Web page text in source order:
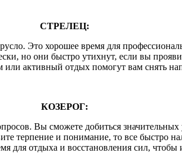
СТРЕЛЕЦ:
Это хорошее время для
но они быстро утихнут, если вы
или активный отдых помогут вам снять
КОЗЕРОГ:
Вы сможете добиться
терпение и понимание, то все быстро
для отдыха и восстановления сил, чтобы